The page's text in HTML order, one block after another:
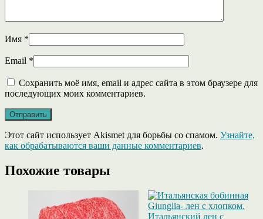
Имя *
Email *
Сохранить моё имя, email и адрес сайта в этом браузере для
последующих моих комментариев.
Этот сайт использует Akismet для борьбы со спамом. Узнайте,
как обрабатываются ваши данные комментариев.
Похожие товары